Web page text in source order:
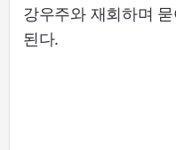
강우주와 재회하며
된다.